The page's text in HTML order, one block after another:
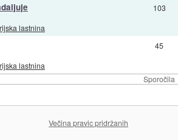
Sporočila
lastnina
103
lastnina
45
Večina pravic pridržanih